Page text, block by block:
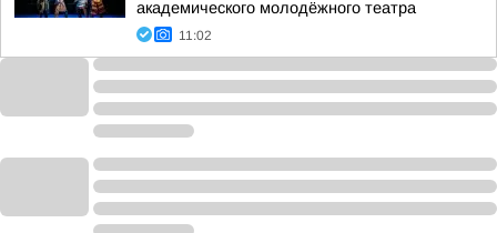
академического молодёжного театра
11:02